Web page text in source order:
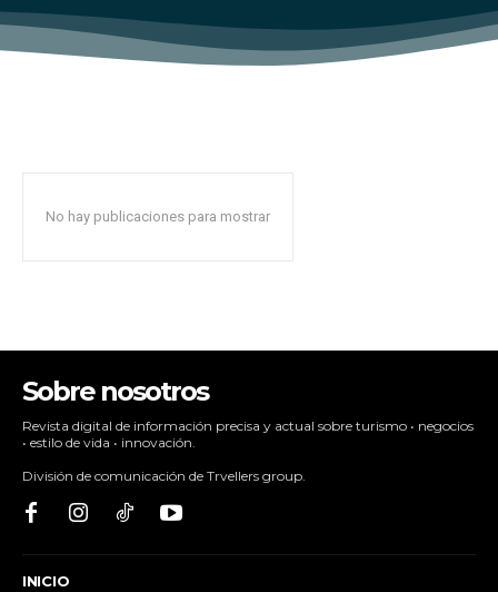
No hay publicaciones para mostrar
Sobre nosotros
Revista digital de información precisa y actual sobre turismo • negocios
• estilo de vida • innovación.
División de comunicación de Trvellers group.
INICIO